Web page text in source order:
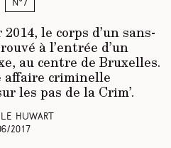
N°7
le corps d’un sans-
à l’entrée d’un
au centre de Bruxelles.
affaire criminelle
les pas de la Crim’.
Huwart
2017